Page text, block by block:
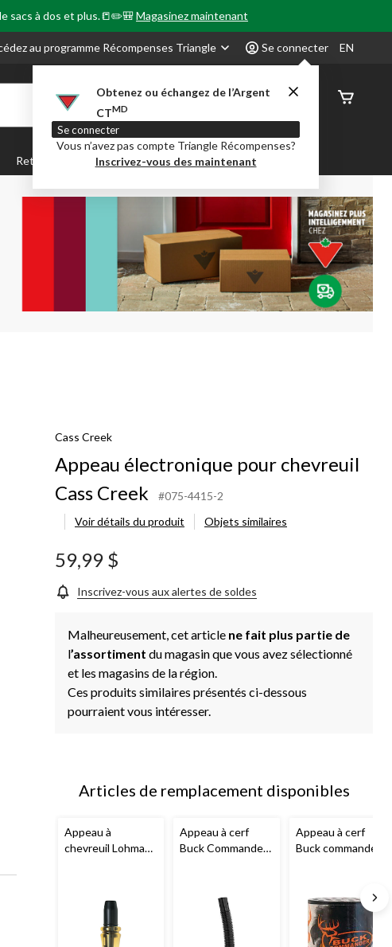
sacs à dos et plus.📒✏️🎒Magasinez maintenant
au programme Récompenses Triangle Se connecter
Obtenez ou échangez de l’Argent
CTMD
Se connecter
Vous n’avez pas compte Triangle Récompenses?
Inscrivez-vous des maintenant
EN
État de
Retour en Classe Party City Centre-auto
Cass Creek
Appeau électronique pour chevreuil
Cass Creek
#075-4415-2
Voir détails du produit
Objets similaires
59,99 $
Inscrivez-vous aux alertes de soldes
Malheureusement, cet article ne fait plus partie de
l’assortiment du magasin que vous avez sélectionné
et les magasins de la région.
Ces produits similaires présentés ci-dessous
pourraient vous intéresser.
Articles de remplacement disponibles
Appeau à
chevreuil Lohman
Appeau à cerf
Buck Commander
Appeau à cerf
Buck commander,